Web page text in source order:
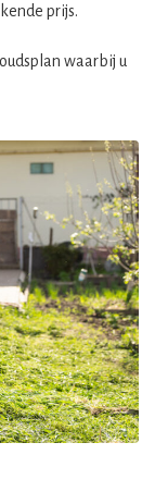
prijs.
waarbij u